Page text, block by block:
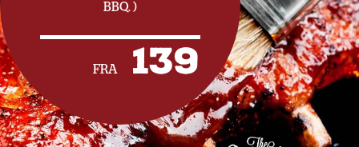
BBQ. )
FRA 139